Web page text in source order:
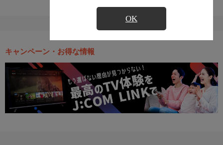
OK
キャンペーン・お得な情報